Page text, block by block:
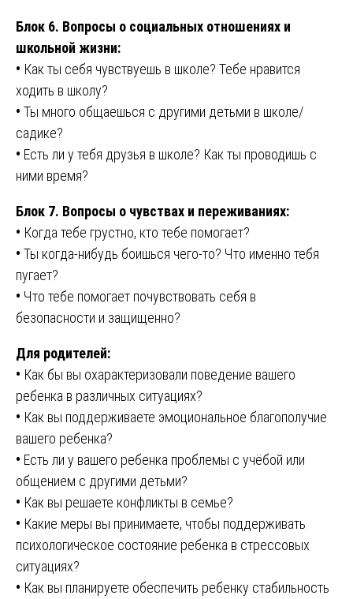
Блок 6. Вопросы о социальных отношениях и
школьной жизни:
• Как ты себя чувствуешь в школе? Тебе нравится
ходить в школу?
• Ты много общаешься с другими детьми в школе/
садике?
• Есть ли у тебя друзья в школе? Как ты проводишь с
ними время?
Блок 7. Вопросы о чувствах и переживаниях:
• Когда тебе грустно, кто тебе помогает?
• Ты когда-нибудь боишься чего-то? Что именно тебя
пугает?
• Что тебе помогает почувствовать себя в
безопасности и защищенно?
Для родителей:
• Как бы вы охарактеризовали поведение вашего
ребенка в различных ситуациях?
• Как вы поддерживаете эмоциональное благополучие
вашего ребенка?
• Есть ли у вашего ребенка проблемы с учёбой или
общением с другими детьми?
• Как вы решаете конфликты в семье?
• Какие меры вы принимаете, чтобы поддерживать
психологическое состояние ребенка в стрессовых
ситуациях?
• Как вы планируете обеспечить ребенку стабильность